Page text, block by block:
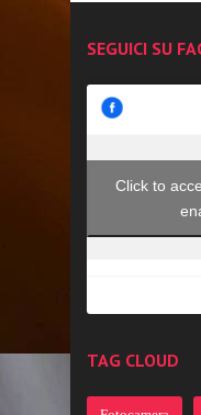
SEGUICI SU
Click to
TAG CLOUD